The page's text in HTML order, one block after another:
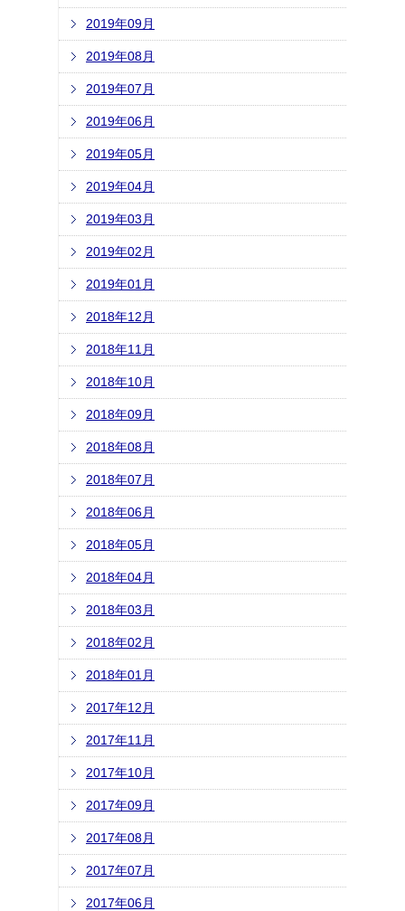
2019年09月
2019年08月
2019年07月
2019年06月
2019年05月
2019年04月
2019年03月
2019年02月
2019年01月
2018年12月
2018年11月
2018年10月
2018年09月
2018年08月
2018年07月
2018年06月
2018年05月
2018年04月
2018年03月
2018年02月
2018年01月
2017年12月
2017年11月
2017年10月
2017年09月
2017年08月
2017年07月
2017年06月